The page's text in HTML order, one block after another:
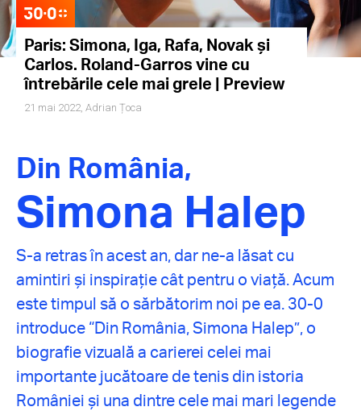
Paris: Simona, Iga, Rafa, Novak și
Carlos. Roland-Garros vine cu
întrebările cele mai grele | Preview
21 mai 2022, Adrian Țoca
Din România,
Simona Halep
S-a retras în acest an, dar ne-a lăsat cu
amintiri și inspirație cât pentru o viață. Acum
este timpul să o sărbătorim noi pe ea. 30-0
introduce “Din România, Simona Halep”, o
biografie vizuală a carierei celei mai
importante jucătoare de tenis din istoria
României și una dintre cele mai mari legende